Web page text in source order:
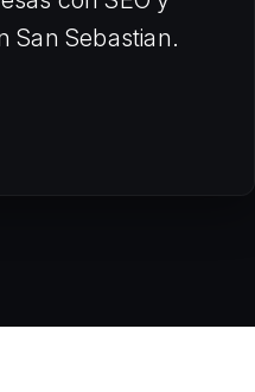
San Sebastian.